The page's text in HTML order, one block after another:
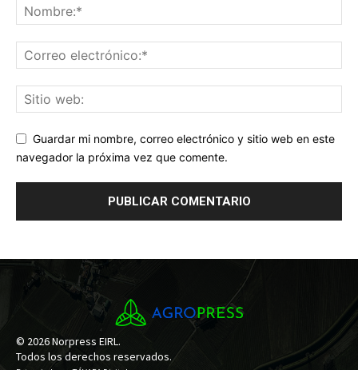
Guardar mi nombre, correo electrónico y sitio web en este
navegador la próxima vez que comente.
© 2026 Norpress EIRL.
Todos los derechos reservados.